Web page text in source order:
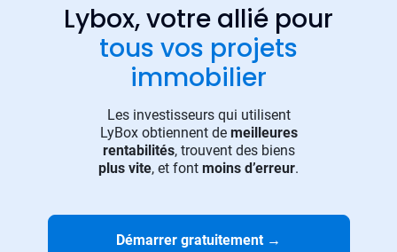
Lybox, votre allié pour
tous vos projets
immobilier
Les investisseurs qui utilisent
LyBox obtiennent de meilleures
rentabilités, trouvent des biens
plus vite, et font moins d’erreur.
Démarrer gratuitement →